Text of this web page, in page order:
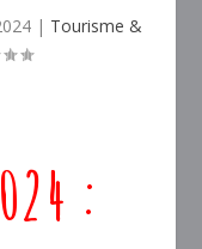
| Tourisme &
: